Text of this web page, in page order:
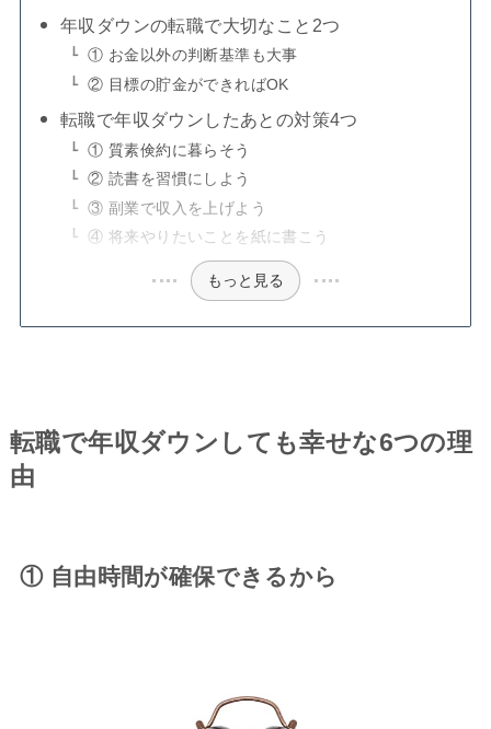
年収ダウンの転職で大切なこと2つ
① お金以外の判断基準も大事
② 目標の貯金ができればOK
転職で年収ダウンしたあとの対策4つ
① 質素倹約に暮らそう
② 読書を習慣にしよう
③ 副業で収入を上げよう
④ 将来やりたいことを紙に書こう
もっと見る
転職で年収ダウンしても幸せな6つの理
由
① 自由時間が確保できるから